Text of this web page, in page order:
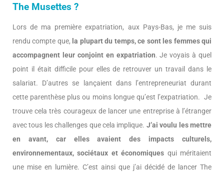
The Musettes ?
Lors de ma première expatriation, aux Pays-Bas, je me suis
rendu compte que, la plupart du temps, ce sont les femmes qui
accompagnent leur conjoint en expatriation. Je voyais à quel
point il était difficile pour elles de retrouver un travail dans le
salariat. D’autres se lançaient dans l’entrepreneuriat durant
cette parenthèse plus ou moins longue qu’est l’expatriation. Je
trouve cela très courageux de lancer une entreprise à l’étranger
avec tous les challenges que cela implique. J’ai voulu les mettre
en avant, car elles avaient des impacts culturels,
environnementaux, sociétaux et économiques qui méritaient
une mise en lumière. C’est ainsi que j’ai décidé de lancer The